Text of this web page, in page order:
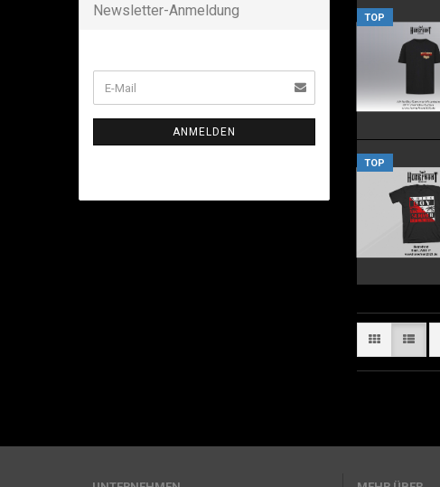
TOP
TOP
Newsletter-Anmeldung
ANMELDEN